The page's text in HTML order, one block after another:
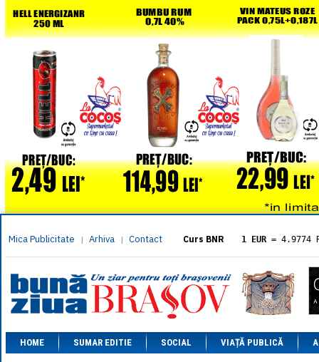
Mica Publicitate | Arhiva | Contact Curs BNR 1 EUR = 4.9774
= 5.8304
1 XAU= 464.4611
1 AED= 1.1933
1 AUD= 2.7957
1 BGN= 2.5449
1 CAD= 3.1559
1 CHF= 5.2813
HOME SUMAR EDITIE SOCIAL VIAȚĂ PUBLICĂ